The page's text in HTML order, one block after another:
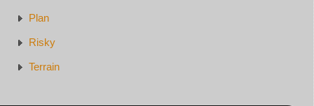
Plan
Risky
Terrain